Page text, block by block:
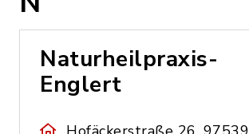
Naturheilpraxis-
Englert